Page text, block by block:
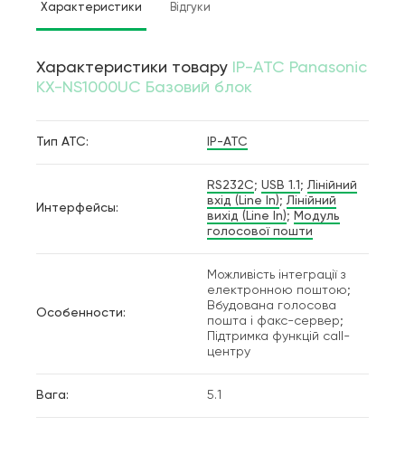
Характеристики Відгуки
Характеристики товару
IP-АТС Panasonic
KX-NS1000UC Базовий блок
Тип АТС: IP-АТС
Интерфейсы:
RS232C;USB 1.1 ;Лінійний
вхід (Line In);Лінійний
вихід (Line In); Модуль
голосової пошти
Особенности:
Можливість інтеграції з
електронною поштою;
Вбудована голосова
пошта і факс-сервер;
Підтримка функцій сall-
центру
Вага: 5.1